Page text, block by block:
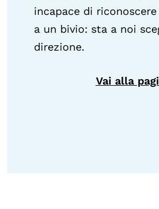
incapace di
a un bivio: sta a noi
direzione.
Vai alla